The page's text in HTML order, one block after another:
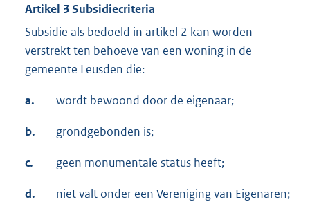
Artikel 3 Subsidiecriteria
Subsidie als bedoeld in artikel 2 kan worden
verstrekt ten behoeve van een woning in de
gemeente Leusden die:
a. wordt bewoond door de eigenaar;
b. grondgebonden is;
c. geen monumentale status heeft;
d. niet valt onder een Vereniging van Eigenaren;